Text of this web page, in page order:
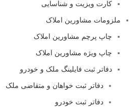
کارت ویزیت و شناسایی
ملزومات مشاورین املاک
چاپ پرچم مشاورین املاک
چاپ ویژه مشاورین املاک
دفاتر ثبت فایلینگ ملک و خودرو
دفاتر ثبت خواهان و متقاضی ملک
دفاتر ثبت خودرو